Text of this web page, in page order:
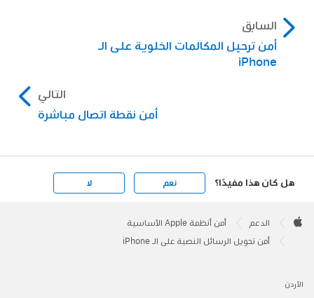
السابق
أمن ترحيل المكالمات الخلوية على الـ
iPhone
التالي
أمن نقطة اتصال مباشرة
هل كان هذا مفيدًا؟ نعم لا
Footer

الدعم أمن أنظمة Apple الأساسية
أمن تحويل الرسائل النصية على الـ iPhone
الأردن